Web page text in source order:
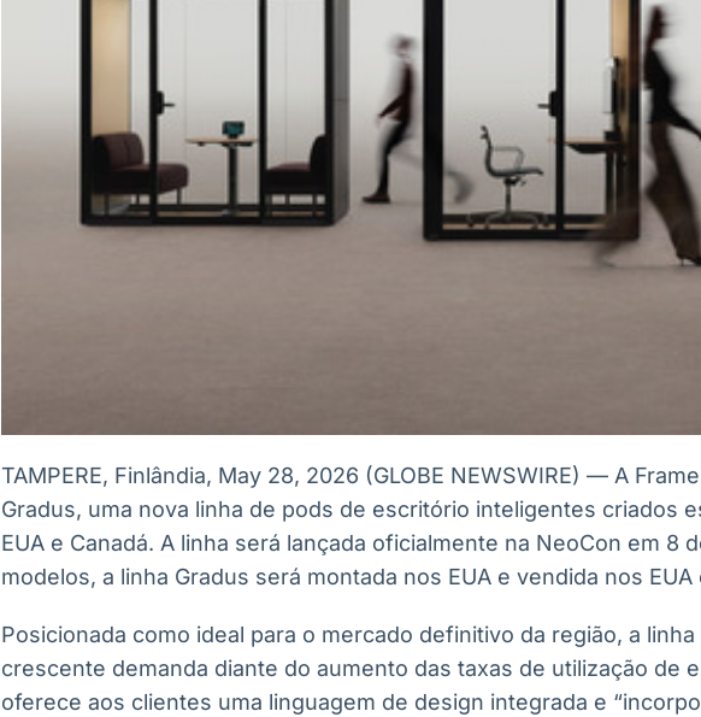
TAMPERE, Finlândia, May 28, 2026 (GLOBE NEWSWIRE) — A
Gradus, uma nova linha de pods de escritório inteligentes criados
EUA e Canadá. A linha será lançada oficialmente na NeoCon em 8
modelos, a linha Gradus será montada nos EUA e vendida nos EUA
Posicionada como ideal para o mercado definitivo da região, a
crescente demanda diante do aumento das taxas de utilização de
oferece aos clientes uma linguagem de design integrada e